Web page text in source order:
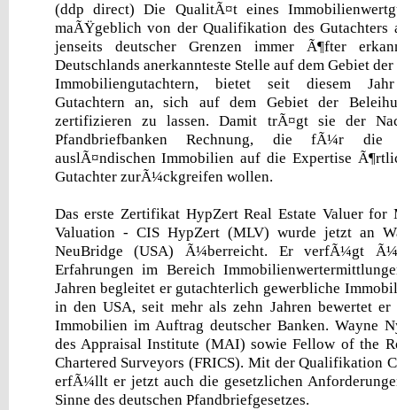
(ddp direct) Die QualitÃ¤t eines
maÃŸgeblich von der Qualifikation des Gutachters
jenseits deutscher Grenzen immer Ã¶fter
Deutschlands anerkannteste Stelle auf dem Gebiet
Immobiliengutachtern, bietet seit diesem Jahr
Gutachtern an, sich auf dem Gebiet der
zertifizieren zu lassen. Damit trÃ¤gt sie der
Pfandbriefbanken Rechnung, die fÃ¼r die
auslÃ¤ndischen Immobilien auf die Expertise
Gutachter zurÃ¼ckgreifen wollen.
Das erste Zertifikat HypZert Real Estate Valuer for
Valuation - CIS HypZert (MLV) wurde jetzt an
NeuBridge (USA) Ã¼berreicht. Er verfÃ¼gt
Erfahrungen im Bereich
Jahren begleitet er gutachterlich gewerbliche
in den USA, seit mehr als zehn Jahren bewertet er
Immobilien im Auftrag deutscher Banken. Wayne
des Appraisal Institute (MAI) sowie Fellow of the
Chartered Surveyors (FRICS). Mit der Qualifikation
erfÃ¼llt er jetzt auch die gesetzlichen
Sinne des deutschen Pfandbriefgesetzes.